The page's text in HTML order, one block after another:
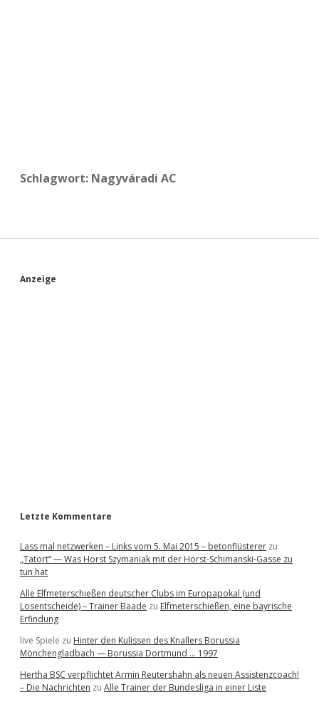
Schlagwort: Nagyváradi AC
S
Anzeige
Letzte Kommentare
Lass mal netzwerken – Links vom 5. Mai 2015 – betonflüsterer zu
„Tatort“ — Was Horst Szymaniak mit der Horst-Schimanski-Gasse zu
tun hat
Alle Elfmeterschießen deutscher Clubs im Europapokal (und
Losentscheide) – Trainer Baade zu Elfmeterschießen, eine bayrische
Erfindung
live Spiele zu Hinter den Kulissen des Knallers Borussia
Mönchengladbach — Borussia Dortmund … 1997
Hertha BSC verpflichtet Armin Reutershahn als neuen Assistenzcoach!
– Die Nachrichten zu Alle Trainer der Bundesliga in einer Liste